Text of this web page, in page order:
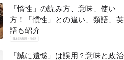
「惰性」の読み方、意味、使い
方！「慣性」との違い、類語、英
語も紹介
日本語表現・熟語
「誠に遺憾」は誤用？意味と政治